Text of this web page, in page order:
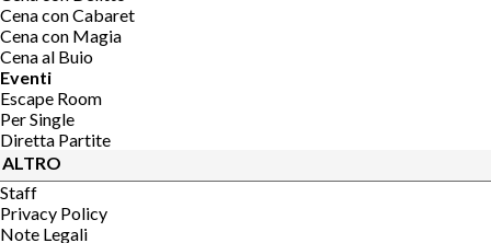
Cena con Cabaret
Cena con Magia
Cena al Buio
Eventi
Escape Room
Per Single
Diretta Partite
ALTRO
Staff
Privacy Policy
Note Legali